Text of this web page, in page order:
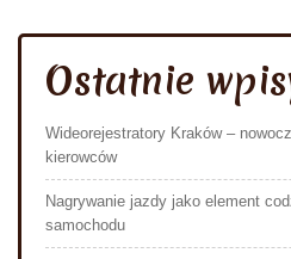
Ostatnie
Wideorejestratory Kraków –
kierowców
Nagrywanie jazdy jako element
samochodu